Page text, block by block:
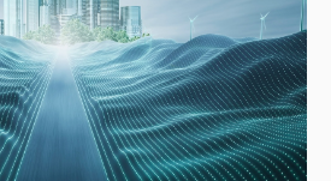
자산 및 미실현 이익은 2100억달러에
에서도 현금으로 월급이나 보너스를 받지
내려면 주식을 팔 수밖에 없다"며 "어떤
겠다"고 했는데요. 다만 지분 매각을 언제 할
👉이번 설문 결과에 따라 머스크가 실제 지분의
이 풀리면서 단기 주가 하락은 불가피할
의 이번 행동이 억만장자세에 대한 자신의